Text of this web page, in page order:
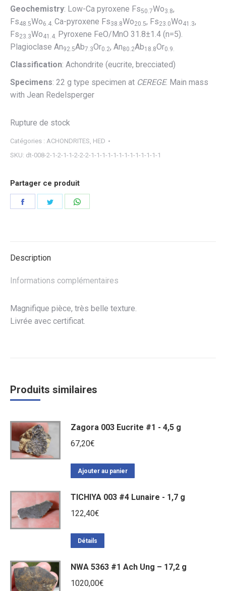
Geochemistry: Low-Ca pyroxene Fs50.7Wo3.8,
Fs48.5Wo6.4. Ca-pyroxene Fs38.8Wo20.5, Fs23.0Wo41.3,
Fs23.3Wo41.4. Pyroxene FeO/MnO 31.8±1.4 (n=5).
Plagioclase An92.5Ab7.3Or0.2, An80.2Ab18.8Or0.9.
Classification: Achondrite (eucrite, brecciated)
Specimens: 22 g type specimen at CEREGE. Main mass
with Jean Redelsperger
Rupture de stock
Catégories : ACHONDRITES HED
SKU: dt-008-2-1-2-1-1-2-2-2-1-1-1-1-1-1-1-1-1-1-1-1-1
Partager ce produit
Partager Partager
Description
Informations complémentaires
Magnifique pièce, très belle texture.
Livrée avec certificat.
Produits similaires
Zagora 003 Eucrite #1 - 4,5 g
67,20€
Ajouter au panier
TICHIYA 003 #4 Lunaire - 1,7 g
122,40€
Détails
NWA 5363 #1 Ach Ung – 17,2 g
1020,00€